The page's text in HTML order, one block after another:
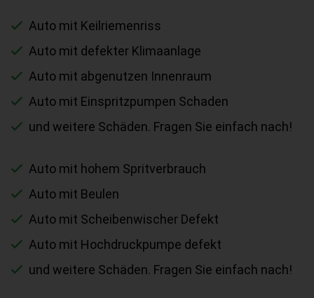
Auto mit Keilriemenriss
Auto mit defekter Klimaanlage
Auto mit abgenutzen Innenraum
Auto mit Einspritzpumpen Schaden
und weitere Schäden. Fragen Sie einfach nach!
Auto mit hohem Spritverbrauch
Auto mit Beulen
Auto mit Scheibenwischer Defekt
Auto mit Hochdruckpumpe defekt
und weitere Schäden. Fragen Sie einfach nach!